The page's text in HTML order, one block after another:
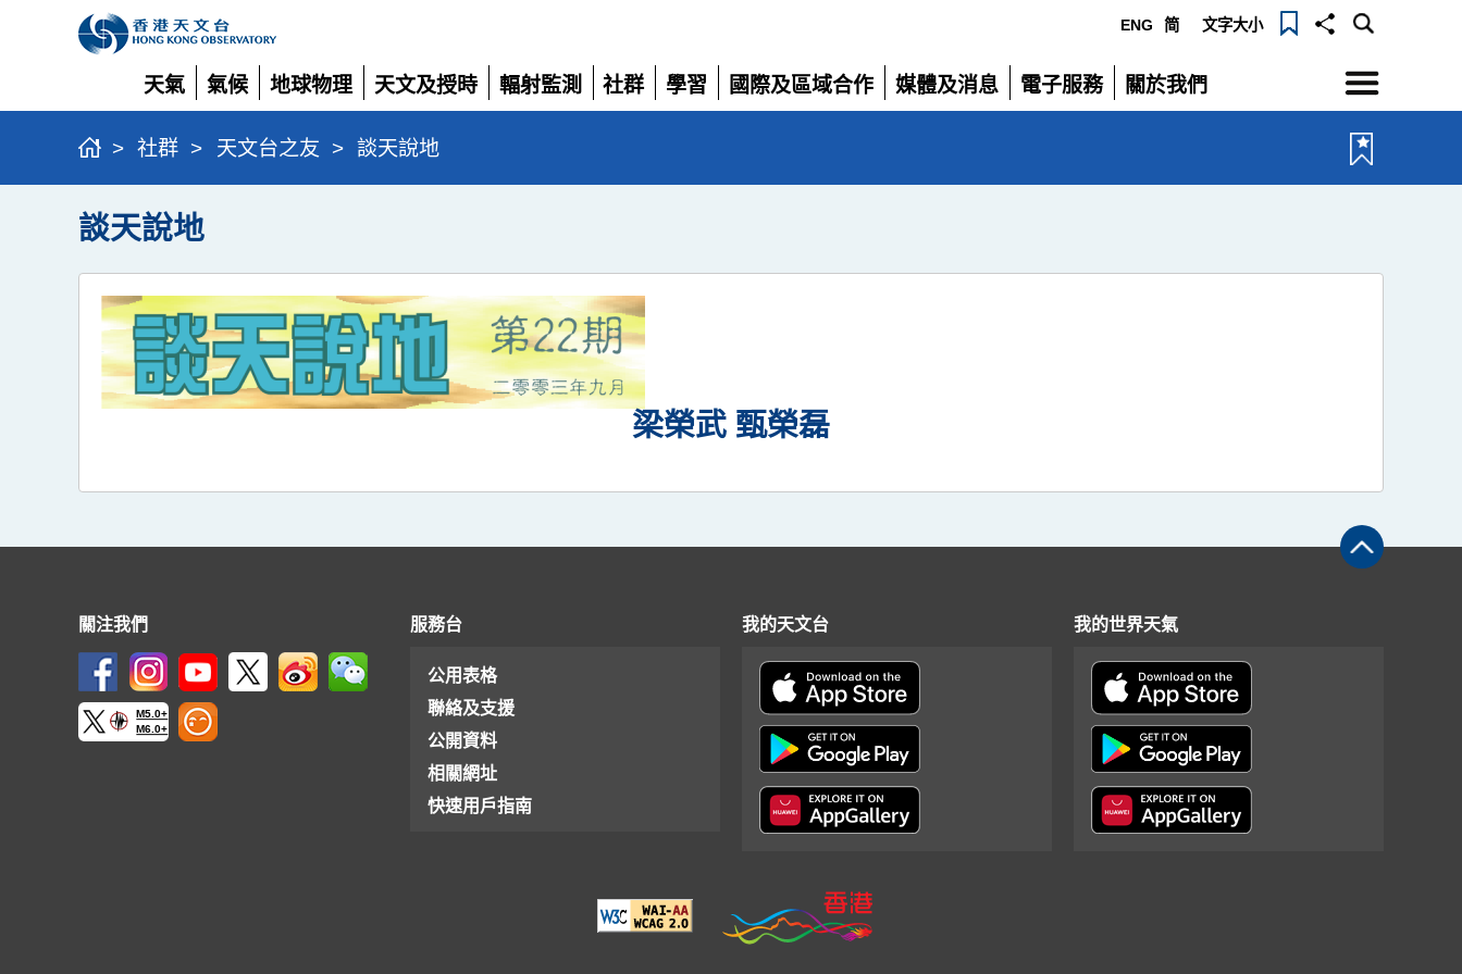
ENG 简 文字大小
天氣
展
開
氣候
展
開
地球物理
展
開
天文及授時
展
開
輻射監測
展
社群
展
學習
展
國際及區域合作
展
媒體及消息
展
電子服務
展
關於我們
展
選
單
> 社群 > 天文台之友 > 談天說地
談天說地
梁榮武 甄榮磊
關注我們
M5.0+
M6.0+
服務台
公用表格
聯絡及支援
公開資料
相關網址
快速用戶指南
我的天文台 我的世界天氣